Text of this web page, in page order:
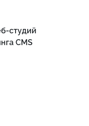
студий
CMS